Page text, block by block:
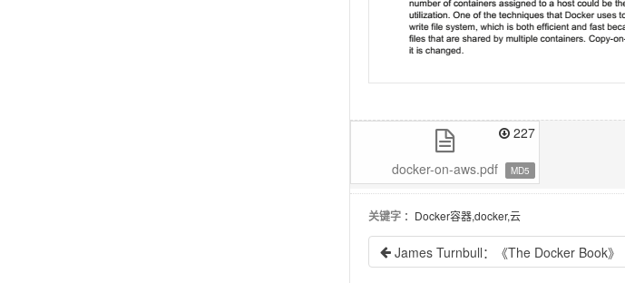
docker-on-aws.pdf
227
MD5
关键字 ：Docker容器,docker,云
James Turnbull：《The Docker Book》